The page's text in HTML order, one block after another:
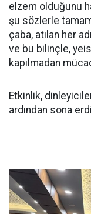
elzem olduğunu
şu sözlerle
çaba, atılan her
ve bu bilinçle,
kapılmadan
Etkinlik,
ardından sona